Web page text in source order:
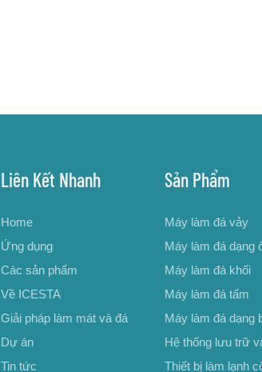
Liên Kết Nhanh
Home
Ứng dụng
Các sản phẩm
Về ICESTA
Giải pháp làm mát và đá
Dự án
Tin tức
Sản Phẩm
Máy làm đá vảy
Máy làm đá dạng
Máy làm đá khối
Máy làm đá tấm
Máy làm đá dạng
Hệ thống lưu trữ
Thiết bị làm lạnh